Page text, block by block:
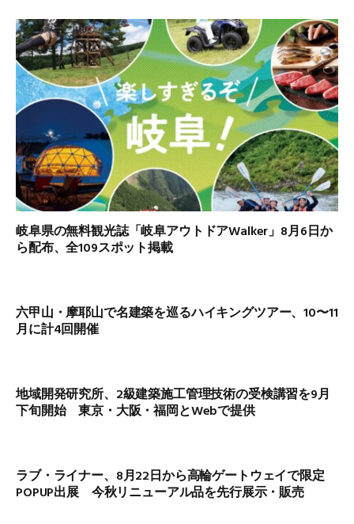
岐阜県の無料観光誌「岐阜アウトドアWalker」8月6日か
ら配布、全109スポット掲載
六甲山・摩耶山で名建築を巡るハイキングツアー、10〜11
月に計4回開催
地域開発研究所、2級建築施工管理技術の受検講習を9月
下旬開始 東京・大阪・福岡とWebで提供
ラブ・ライナー、8月22日から高輪ゲートウェイで限定
POPUP出展 今秋リニューアル品を先行展示・販売